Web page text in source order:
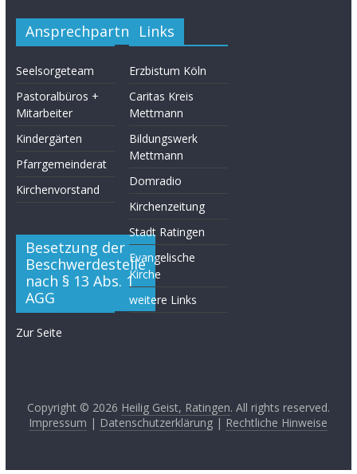
Ansprechpartner
Seelsorgeteam
Pastoralbüros +
Mitarbeiter
Kindergärten
Pfarrgemeinderat
Kirchenvorstand
Besetzung der
Beschwerdestelle
nach § 13 Abs. 1
AGG
Zur Seite
Links
Erzbistum Köln
Caritas Kreis
Mettmann
Bildungswerk
Mettmann
Domradio
Kirchenzeitung
Stadt Ratingen
Evangelische
Kirche
weitere Links
Copyright © 2026 Heilig Geist, Ratingen. All rights reserved.
Impressum | Datenschutzerklärung | Rechtliche Hinweise